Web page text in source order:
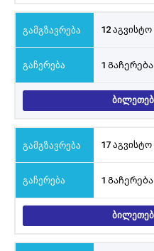
12 აგვისტო
1 Გაჩერება
17 აგვისტო
1 Გაჩერება